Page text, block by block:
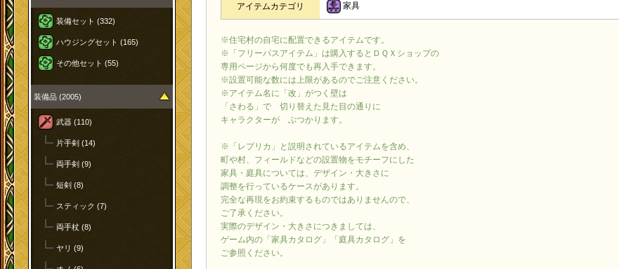
装備セット (332)
ハウジングセット (165)
その他セット (55)
装備品 (2005)
武器 (110)
片手剣 (14)
両手剣 (9)
短剣 (8)
スティック (7)
両手杖 (8)
ヤリ (9)
アイテムカテゴリ 家具
※住宅村の自宅に配置できるアイテムです。
※「フリーパスアイテム」は購入するとＤＱＸショップの
専用ページから何度でも再入手できます。
※設置可能な数には上限があるのでご注意ください。
※アイテム名に「改」がつく壁は
「さわる」で 切り替えた見た目の通りに
キャラクターが ぶつかります。
※「レプリカ」と説明されているアイテムを含め、
町や村、フィールドなどの設置物をモチーフにした
家具・庭具については、デザイン・大きさに
調整を行っているケースがあります。
完全な再現をお約束するものではありませんので、
ご了承ください。
実際のデザイン・大きさにつきましては、
ゲーム内の「家具カタログ」「庭具カタログ」を
ご参照ください。